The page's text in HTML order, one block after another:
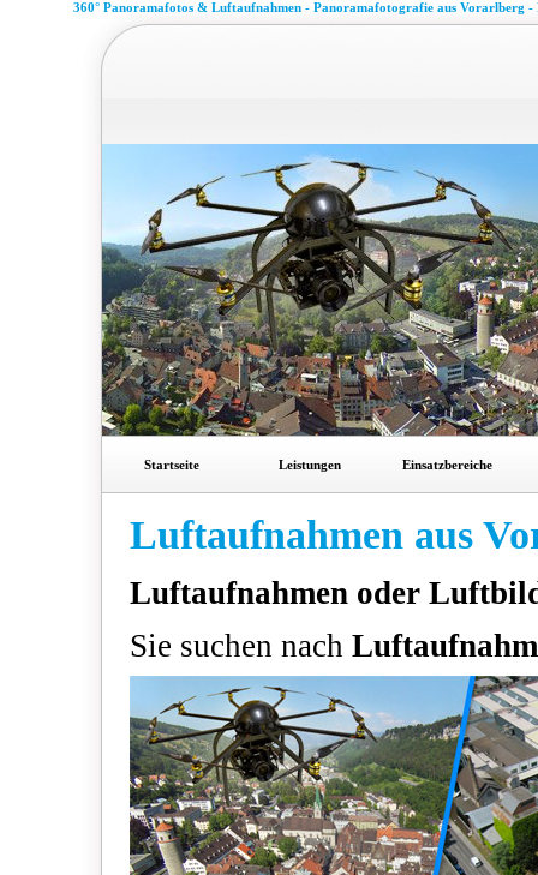
360° Panoramafotos & Luftaufnahmen - Panoramafotografie aus Vorarlberg -
Startseite Leistungen Einsatzbereiche
Luftaufnahmen aus
Luftaufnahmen oder
Sie suchen nach